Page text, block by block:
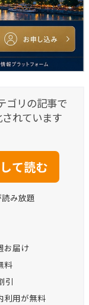
ゴリの記事で
れています
み放題
お届け
料
引
利用が無料